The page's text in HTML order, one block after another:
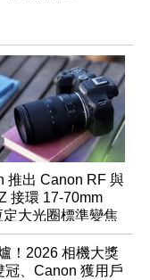
推出 Canon RF 與
接環 17-70mm
定大光圈標準變焦
！2026 相機大獎
冠、Canon 獲用戶